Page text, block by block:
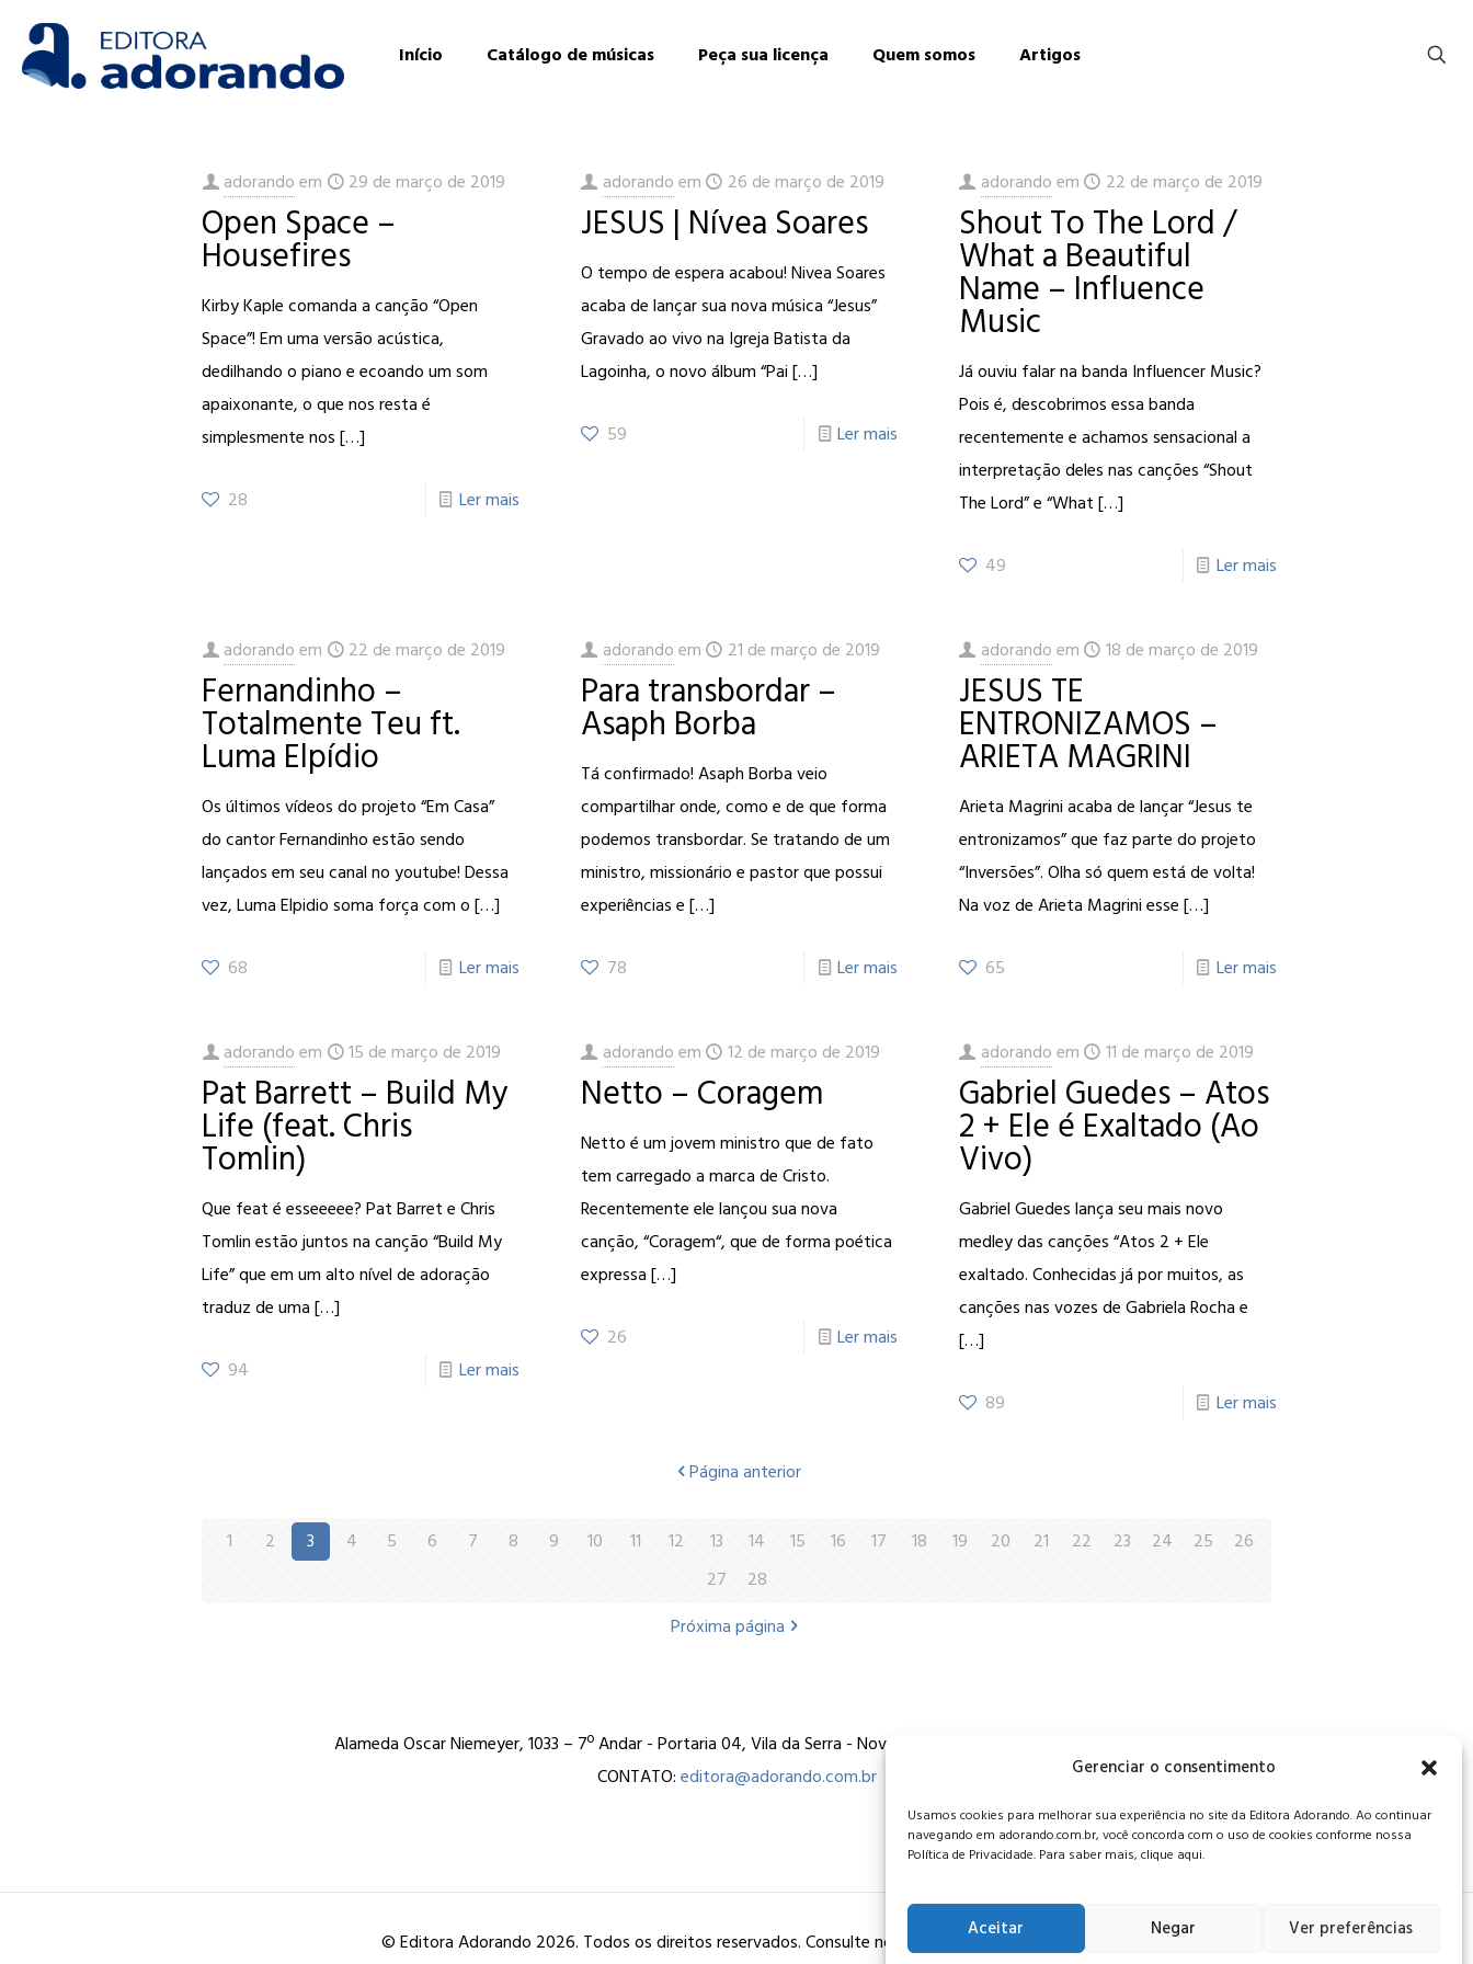
Gerenciar o consentimento
Usamos cookies para melhorar sua experiência no site da Editora Adorando. Ao continuar
navegando em adorando.com.br, você concorda com o uso de cookies conforme nossa
Política de Privacidade. Para saber mais, clique aqui.
Aceitar Negar Ver preferências
Início Catálogo de músicas Peça sua licença Quem somos Artigos
adorando em 29 de março de 2019
Open Space –
Housefires
Kirby Kaple comanda a canção “Open
Space”! Em uma versão acústica,
dedilhando o piano e ecoando um som
apaixonante, o que nos resta é
simplesmente nos[…]
28 Ler mais
adorandoem 26 de março de 2019
JESUS | Nívea Soares
O tempo de espera acabou! Nivea Soares
acaba de lançar sua nova música “Jesus”
Gravado ao vivo na Igreja Batista da
Lagoinha, o novo álbum “Pai[…]
59 Ler mais
adorandoem 22 de março de 2019
Shout To The Lord /
What a Beautiful
Name – Influence
Music
Já ouviu falar na banda Influencer Music?
Pois é, descobrimos essa banda
recentemente e achamos sensacional a
interpretação deles nas canções “Shout
The Lord” e “What[…]
49 Ler mais
adorando em 22 de março de 2019
Fernandinho –
Totalmente Teu ft.
Luma Elpídio
Os últimos vídeos do projeto “Em Casa”
do cantor Fernandinho estão sendo
lançados em seu canal no youtube! Dessa
vez, Luma Elpidio soma força com o[…]
68 Ler mais
adorandoem 21 de março de 2019
Para transbordar –
Asaph Borba
Tá confirmado! Asaph Borba veio
compartilhar onde, como e de que forma
podemos transbordar. Se tratando de um
ministro, missionário e pastor que possui
experiências e[…]
78 Ler mais
adorandoem 18 de março de 2019
JESUS TE
ENTRONIZAMOS –
ARIETA MAGRINI
Arieta Magrini acaba de lançar “Jesus te
entronizamos” que faz parte do projeto
“Inversões”. Olha só quem está de volta!
Na voz de Arieta Magrini esse[…]
65 Ler mais
adorando em 15 de março de 2019
Pat Barrett – Build My
Life (feat. Chris
Tomlin)
Que feat é esseeeee? Pat Barret e Chris
Tomlin estão juntos na canção “Build My
Life” que em um alto nível de adoração
traduz de uma[…]
94 Ler mais
adorandoem 12 de março de 2019
Netto – Coragem
Netto é um jovem ministro que de fato
tem carregado a marca de Cristo.
Recentemente ele lançou sua nova
canção, “Coragem“, que de forma poética
expressa[…]
26 Ler mais
adorandoem 11 de março de 2019
Gabriel Guedes – Atos
2 + Ele é Exaltado (Ao
Vivo)
Gabriel Guedes lança seu mais novo
medley das canções “Atos 2 + Ele
exaltado. Conhecidas já por muitos, as
canções nas vozes de Gabriela Rocha e
[…]
89 Ler mais
Página anterior
1 2 3 4 5 6 7 8 9 10 11 12 13 14 15 16 17 18 19 20 21 22 23 24 25
26
27
28
Próxima página
Alameda Oscar Niemeyer, 1033 – 7º Andar - Portaria 04, Vila da Serra - Nova Lima/MG, CEP: 34006-065 - MG
CONTATO:editora@adorando.com.br
© Editora Adorando 2026. Todos os direitos reservados. Consulte nossa política de privacidade